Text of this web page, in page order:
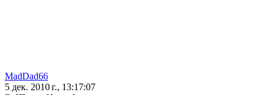
MadDad66
5 дек. 2010 г., 13:17:07